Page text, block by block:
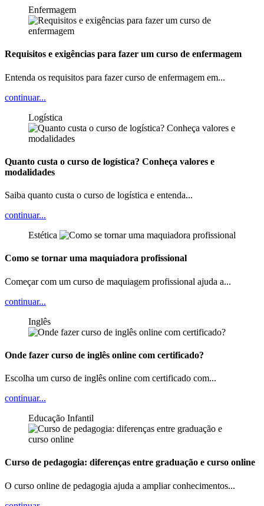
Enfermagem
Requisitos e exigências para fazer um curso de enfermagem
Entenda os requisitos para fazer curso de enfermagem em...
continuar...
Logística
Quanto custa o curso de logística? Conheça valores e
modalidades
Saiba quanto custa o curso de logística e entenda...
continuar...
Estética
Como se tornar uma maquiadora profissional
Começar com um curso de maquiagem profissional ajuda a...
continuar...
Inglês
Onde fazer curso de inglês online com certificado?
Escolha um curso de inglês online com certificado com...
continuar...
Educação Infantil
Curso de pedagogia: diferenças entre graduação e curso online
O curso online de pedagogia ajuda a ampliar conhecimentos...